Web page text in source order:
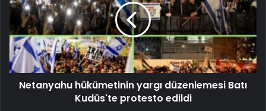
Netanyahu hükümetinin yargı düzenlemesi Batı
Kudüs'te protesto edildi